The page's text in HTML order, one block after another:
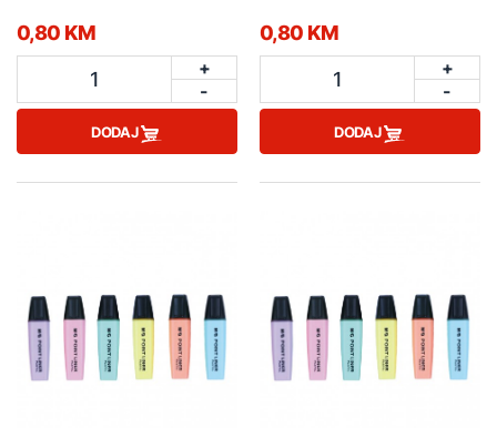
0,80 KM
1
+
-
DODAJ
0,80 KM
1
+
-
DODAJ